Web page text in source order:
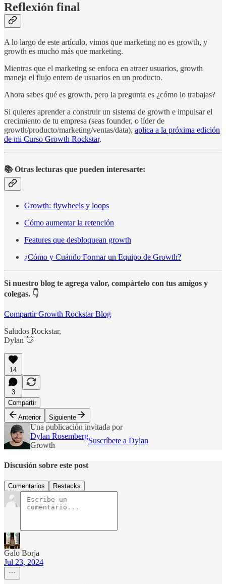
Reflexión final
A lo largo de este artículo, vimos que marketing no es growth, y
growth es mucho más que marketing.
Mientras que el marketing se enfoca en atraer usuarios, growth
maneja el flujo entero de usuarios en un producto.
Ahora sabes qué es growth, pero la pregunta es ¿cómo lo trabajas?
Si quieres aprender a construir un sistema de growth e impulsar el
crecimiento de tu empresa (seas founder, o líder de
growth/producto/marketing/ventas/data), aplica a la próxima edición
de mi Curso Growth Rockstar.
📚Otras lecturas que pueden interesarte:
Growth: flywheels y loops
Cómo aumentar la retención
Features que desbloquean growth
¿Cómo y Cuándo Formar un Equipo de Growth?
Si nuestro blog te agrega valor, compártelo con tus amigos y
colegas. 👇
Compartir Growth Rockstar Blog
Saludos Rockstar,
Dylan 👋
14
3
Compartir
Anterior
Siguiente
Una publicación invitada por
Dylan Rosemberg
Growth
Suscríbete a Dylan
Discusión sobre este post
Comentarios Restacks
Galo Borja
Jul 23, 2024